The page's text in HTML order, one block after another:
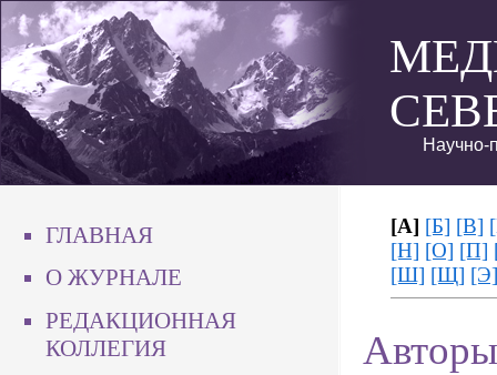
Научно-
ГЛАВНАЯ
О ЖУРНАЛЕ
РЕДАКЦИОННАЯ
КОЛЛЕГИЯ
[А] [Б] [В]
[Н] [О] [П]
[Ш] [Щ] [Э]